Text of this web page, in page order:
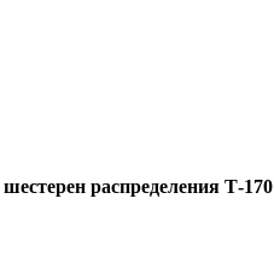
распределения Т-170